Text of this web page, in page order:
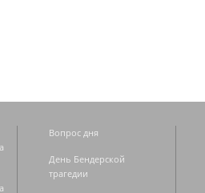
Вопрос дня
День Бендерской
трагедии